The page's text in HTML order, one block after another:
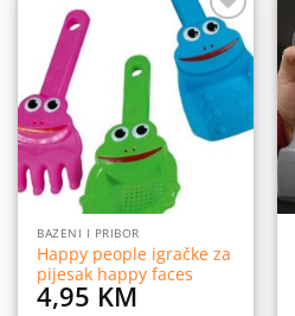
Dodaj
na
listu
BAZENI I PRIBOR
Happy people igračke za
pijesak happy faces
4,95 KM